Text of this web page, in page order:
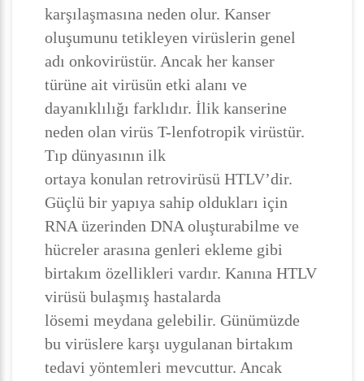
karşılaşmasına neden olur. Kanser
oluşumunu tetikleyen virüslerin genel
adı onkovirüstür. Ancak her kanser
türüne ait virüsün etki alanı ve
dayanıklılığı farklıdır. İlik kanserine
neden olan virüs T-lenfotropik virüstür.
Tıp dünyasının ilk
ortaya konulan retrovirüsü HTLV’dir.
Güçlü bir yapıya sahip oldukları için
RNA üzerinden DNA oluşturabilme ve
hücreler arasına genleri ekleme gibi
birtakım özellikleri vardır. Kanına HTLV
virüsü bulaşmış hastalarda
lösemi meydana gelebilir. Günümüzde
bu virüslere karşı uygulanan birtakım
tedavi yöntemleri mevcuttur. Ancak